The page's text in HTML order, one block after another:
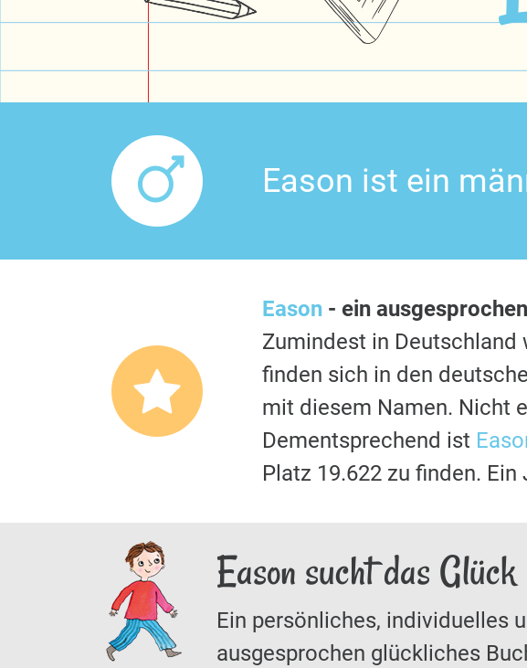
Eason ist ein
Eason - ein
Zumindest in Deutschland
finden sich in den
mit diesem Namen. Nicht
Dementsprechend ist
Platz 19.622 zu finden.
Eason sucht das Glück
Ein persönliches, individuelles
ausgesprochen glückliches